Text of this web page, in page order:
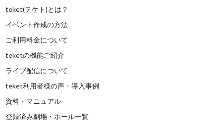
teket(テケト)とは？
イベント作成の方法
ご利用料金について
teketの機能ご紹介
ライブ配信について
teket利用者様の声・導入事例
資料・マニュアル
登録済み劇場・ホール一覧